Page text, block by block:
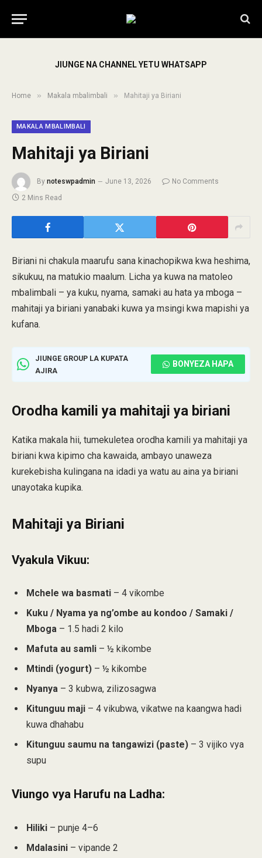
JIUNGE NA CHANNEL YETU WHATSAPP
Home » Makala mbalimbali » Mahitaji ya Biriani
MAKALA MBALIMBALI
Mahitaji ya Biriani
By noteswpadmin June 13, 2026
No Comments
2 Mins Read
Biriani ni chakula maarufu sana kinachopikwa kwa heshima,
sikukuu, na matukio maalum. Licha ya kuwa na matoleo
mbalimbali – ya kuku, nyama, samaki au hata ya mboga –
mahitaji ya biriani yanabaki kuwa ya msingi kwa mapishi ya
kufana.
JIUNGE GROUP LA KUPATA
AJIRA
BONYEZA HAPA
Orodha kamili ya mahitaji ya biriani
Katika makala hii, tumekuletea orodha kamili ya mahitaji ya
biriani kwa kipimo cha kawaida, ambayo unaweza
kurekebisha kulingana na idadi ya watu au aina ya biriani
unayotaka kupika.
Mahitaji ya Biriani
Vyakula Vikuu:
Mchele wa basmati – 4 vikombe
Kuku / Nyama ya ng’ombe au kondoo / Samaki /
Mboga – 1.5 hadi 2 kilo
Mafuta au samli – ½ kikombe
Mtindi (yogurt) – ½ kikombe
Nyanya – 3 kubwa, zilizosagwa
Kitunguu maji – 4 vikubwa, vikatwe na kaangwa hadi
kuwa dhahabu
Kitunguu saumu na tangawizi (paste) – 3 vijiko vya
supu
Viungo vya Harufu na Ladha:
Hiliki – punje 4–6
Mdalasini – vipande 2